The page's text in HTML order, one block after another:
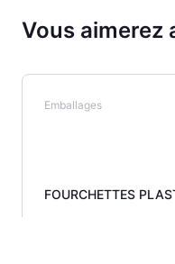
Vous aimerez
Emballages
FOURCHETTES